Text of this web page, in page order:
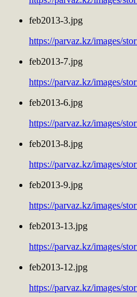
feb2013-3.jpg
https://parvaz.kz/images/
feb2013-7.jpg
https://parvaz.kz/images/
feb2013-6.jpg
https://parvaz.kz/images/
feb2013-8.jpg
https://parvaz.kz/images/
feb2013-9.jpg
https://parvaz.kz/images/
feb2013-13.jpg
https://parvaz.kz/images/
feb2013-12.jpg
https://parvaz.kz/images/